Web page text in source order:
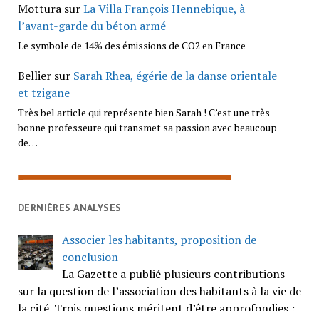
MotturasurLa Villa François Hennebique, à
l’avant-garde du béton armé
Le symbole de 14% des émissions de CO2 en France
Belliersur Sarah Rhea, égérie de la danse orientale
et tzigane
Très bel article qui représente bien Sarah ! C’est une très
bonne professeure qui transmet sa passion avec beaucoup
de…
DERNIÈRES ANALYSES
Associer les habitants, proposition de
conclusion
La Gazette a publié plusieurs contributions
sur la question de l’association des habitants à la vie de